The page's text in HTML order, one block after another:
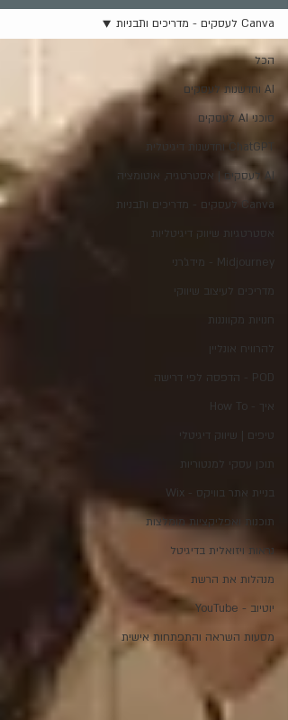
הכל
AI וחדשנות לעסקים
סוכני AI לעסקים
ChatGPT וחדשנות דיגיטלית
AI לעסקים | אסטרטגיה, אוטומציה
Canva לעסקים - מדריכים ותבניות
אסטרטגיות שיווק דיגיטליות
Midjourney - מידג'רני
מדריכים לעיצוב שיווקי
חנויות מקווננות
להרוויח אונליין
POD - הדפסה לפי דרישה
איך - How To
טיפים | שיווק דיגיטלי
תוכן עסקי למנטוריות
בניית אתר בוויקס - Wix
תוכנות ואפליקציות מומלצות
נראות ויזואלית בדיגיטל
מנהלות את הרשת
יוטיוב - YouTube
מסעות השראה והתפתחות אישית
Canva לעסקים - מדריכים ותבניות